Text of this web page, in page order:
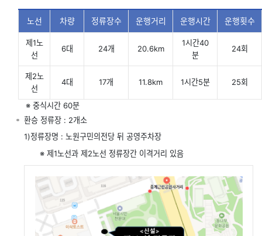
노선 차량 정류장수 운행거리 운행시간 운행횟수
제1노
선
6대 24개 20.6km
1시간40
분
24회
제2노
선
4대 17개 11.8km 1시간5분 25회
※ 중식시간 60분
환승 정류장 : 2개소
1)정류장명 : 노원구민의전당 뒤 공영주차장
※ 제1노선과 제2노선 정류장간 이격거리 있음